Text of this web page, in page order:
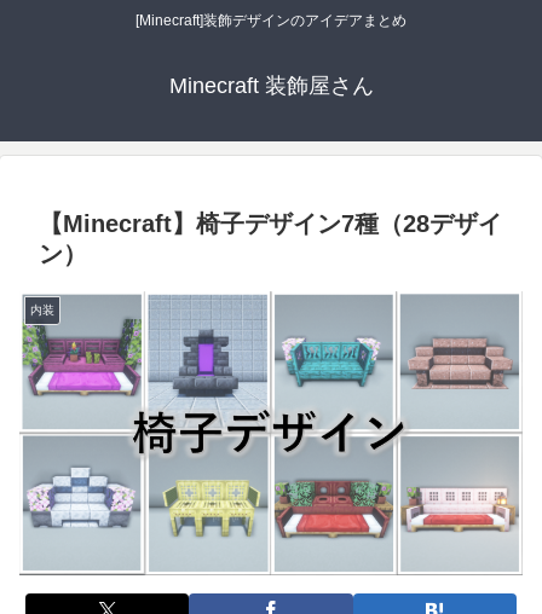
[Minecraft]装飾デザインのアイデアまとめ
Minecraft 装飾屋さん
【Minecraft】椅子デザイン7種（28デザイ
ン）
内装